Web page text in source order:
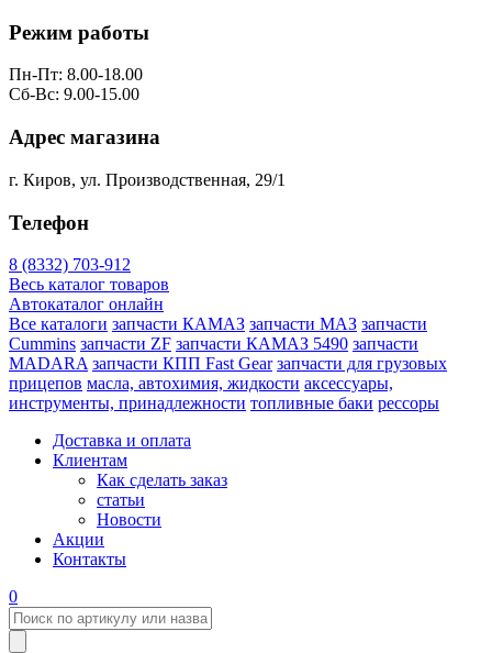
Режим работы
Пн-Пт: 8.00-18.00
Сб-Вс: 9.00-15.00
Адрес магазина
г. Киров, ул. Производственная, 29/1
Телефон
8 (8332) 703-912
Весь каталог товаров
Автокаталог онлайн
Все каталоги запчасти КАМАЗ запчасти МАЗ запчасти
Cummins запчасти ZF запчасти КАМАЗ 5490 запчасти
MADARA запчасти КПП Fast Gear запчасти для грузовых
прицепов масла, автохимия, жидкости аксессуары,
инструменты, принадлежности топливные баки рессоры
Доставка и оплата
Клиентам
Как сделать заказ
статьи
Новости
Акции
Контакты
0